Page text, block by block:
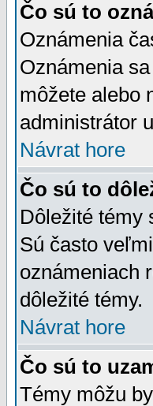
Čo sú to
Oznámenia
Oznámenia
môžete alebo
administrátor
Návrat hore
Čo sú to
Dôležité témy
Sú často
oznámeniach
dôležité témy.
Návrat hore
Čo sú to
Témy môžu